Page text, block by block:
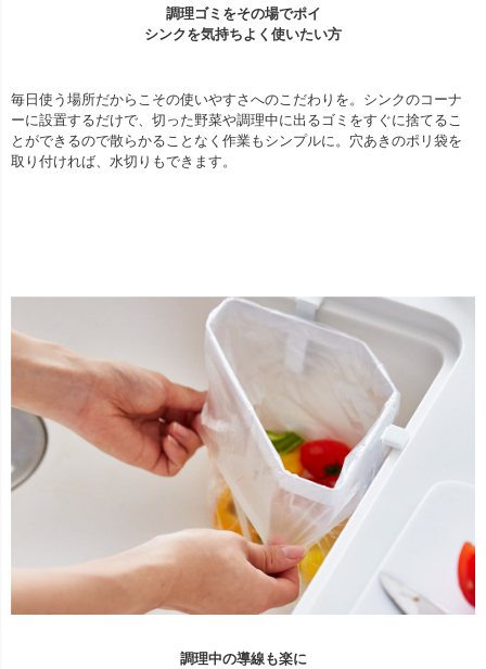
調理ゴミをその場でポイ
シンクを気持ちよく使いたい方
毎日使う場所だからこその使いやすさへのこだわりを。シンクのコーナ
ーに設置するだけで、切った野菜や調理中に出るゴミをすぐに捨てるこ
とができるので散らかることなく作業もシンプルに。穴あきのポリ袋を
取り付ければ、水切りもできます。
調理中の導線も楽に